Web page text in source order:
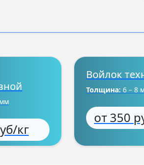
кг
Войлок
Толщина: 6 – 8
от 350